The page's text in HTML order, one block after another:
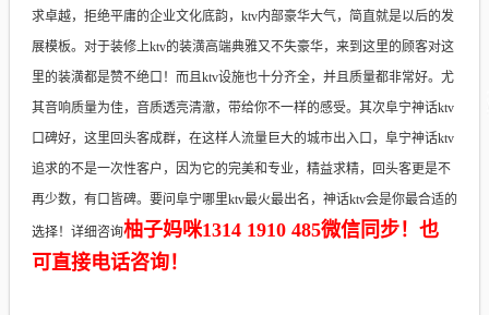
求卓越，拒绝平庸的企业文化底韵，ktv内部豪华大气，简直就是以后的发
展模板。对于装修上ktv的装潢高端典雅又不失豪华，来到这里的顾客对这
里的装潢都是赞不绝口！而且ktv设施也十分齐全，并且质量都非常好。尤
其音响质量为佳，音质透亮清澈，带给你不一样的感受。其次阜宁神话ktv
口碑好，这里回头客成群，在这样人流量巨大的城市出入口，阜宁神话ktv
追求的不是一次性客户，因为它的完美和专业，精益求精，回头客更是不
再少数，有口皆碑。要问阜宁哪里ktv最火最出名，神话ktv会是你最合适的
选择！详细咨询柚子妈咪1314 1910 485微信同步！也
可直接电话咨询！